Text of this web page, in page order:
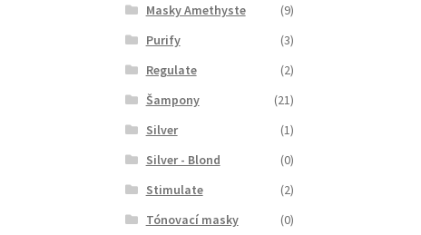
Masky Amethyste
(9)
Purify
(3)
Regulate
(2)
Šampony
(21)
Silver
(1)
Silver - Blond
(0)
Stimulate
(2)
Tónovací masky
(0)